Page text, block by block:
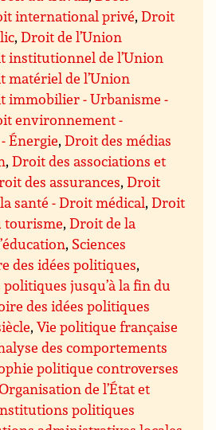
international privé,Droit
,Droit de l’Union
institutionnel de l’Union
matériel de l’Union
immobilier - Urbanisme -
environnement -
Énergie,Droit des médias
,Droit des associations et
des assurances,Droit
santé - Droit médical,Droit
tourisme,Droit de la
, Sciences
des idées politiques,
jusqu’à la fin du
des idées politiques
,Vie politique française
des comportements
politique controverses
de l’État et
politiques